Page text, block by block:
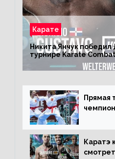
Карате
Никита Янчук победил
турнире Karate Combat
Прямая
Каратэ